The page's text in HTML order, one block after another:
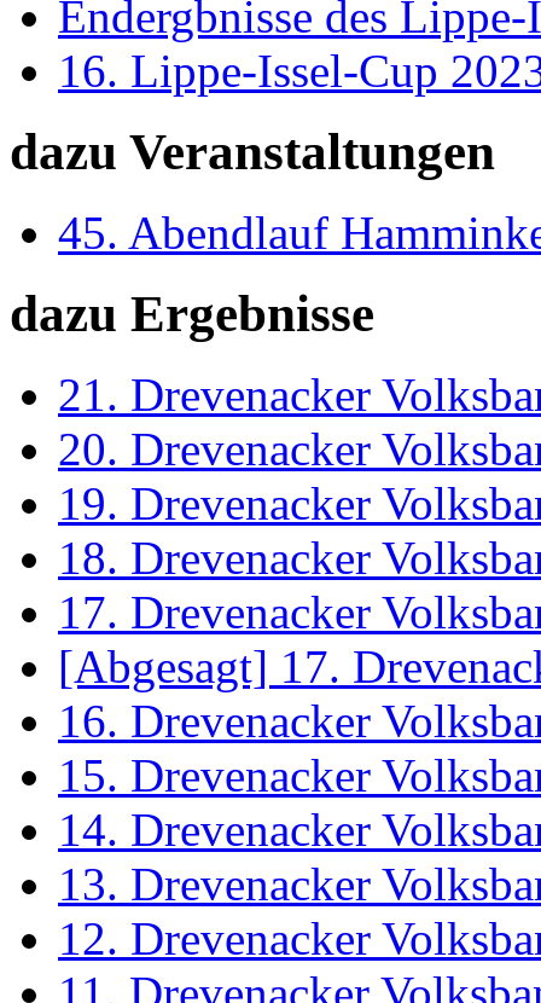
Endergbnisse des
16. Lippe-Issel-Cup
dazu Veranstaltungen
45. Abendlauf
dazu Ergebnisse
21. Drevenacker
20. Drevenacker
19. Drevenacker
18. Drevenacker
17. Drevenacker
[Abgesagt] 17.
16. Drevenacker
15. Drevenacker
14. Drevenacker
13. Drevenacker
12. Drevenacker
11. Drevenacker